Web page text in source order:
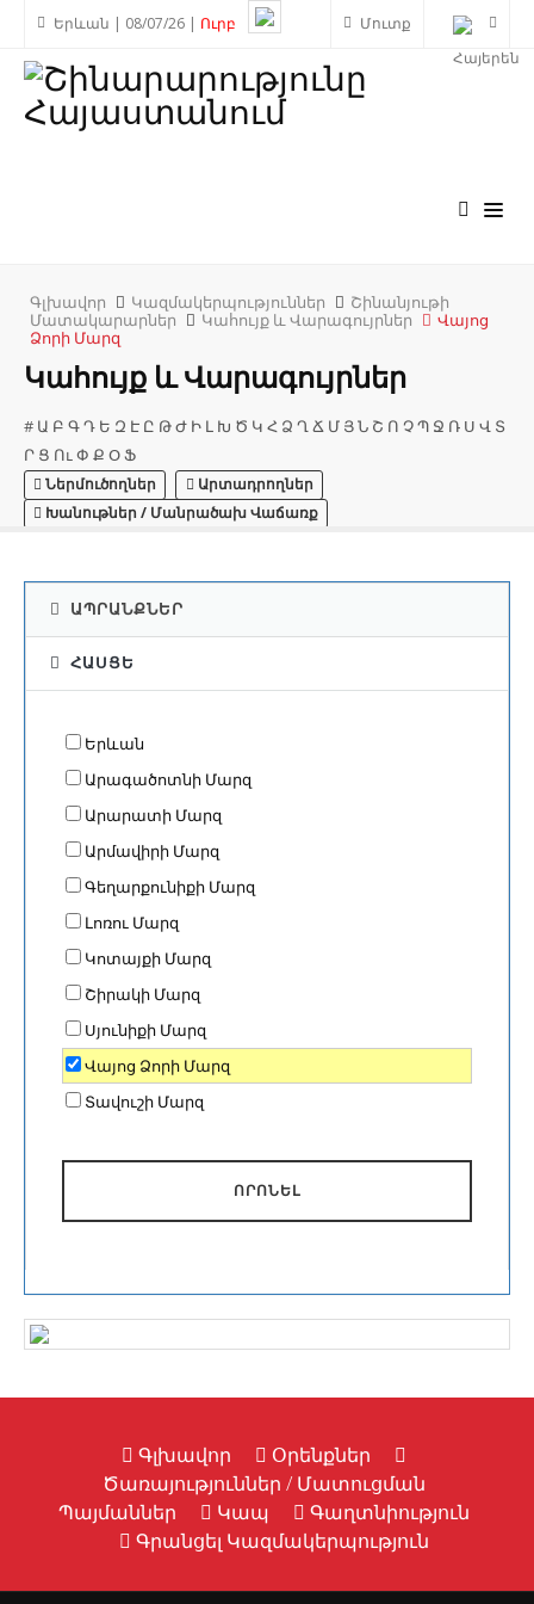
Մուտք
Երևան | 08/07/26 | Ուրբ
Գլխավոր Կազմակերպություններ
Շինանյութի
Մատակարարներ
Կահույք և Վարագույրներ
Վայոց
Ձորի Մարզ
Կահույք և Վարագույրներ
# Ա Բ ԳԴ Ե Զ Է Ը ԹԺ Ի Լ Խ Ծ Կ Հ Ձ ՂՃ Մ ՅՆ Շ Ո ՉՊ Ջ Ռ Ս Վ Տ
Ր Ց ՈւՓ Ք ՕՖ
Ներմուծողներ
Արտադրողներ
Խանութներ / Մանրածախ Վաճառք
ԱՊՐԱՆՔՆԵՐ
ՀԱՍՑԵ
Երևան
Արագածոտնի Մարզ
Արարատի Մարզ
Արմավիրի Մարզ
Գեղարքունիքի Մարզ
Լոռու Մարզ
Կոտայքի Մարզ
Շիրակի Մարզ
Սյունիքի Մարզ
Վայոց Ձորի Մարզ
Տավուշի Մարզ
ՈՐՈՆԵԼ
Գլխավոր
Օրենքներ
Ծառայություններ / Մատուցման
Պայմաններ
Կապ
Գաղտնիություն
Գրանցել Կազմակերպություն